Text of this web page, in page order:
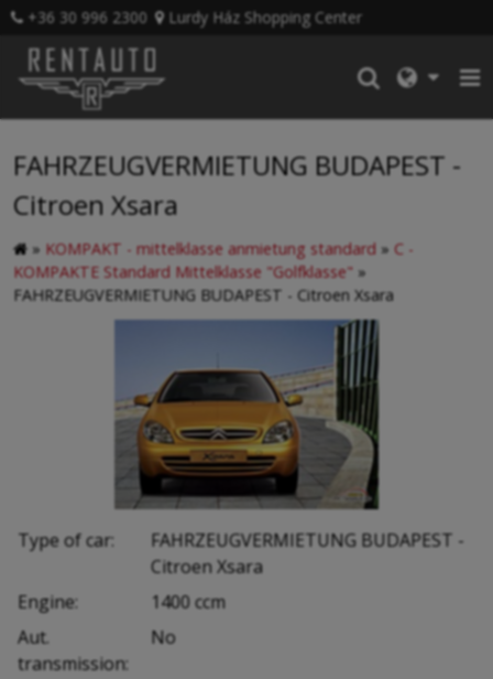
+36 30 996 2300 Lurdy Ház Shopping Center
FAHRZEUGVERMIETUNG BUDAPEST -
Citroen Xsara
» KOMPAKT - mittelklasse anmietung standard » C -
KOMPAKTE Standard Mittelklasse "Golfklasse" »
FAHRZEUGVERMIETUNG BUDAPEST - Citroen Xsara
Type of car:
FAHRZEUGVERMIETUNG BUDAPEST -
Citroen Xsara
Engine:
1400 ccm
Aut.
transmission:
No